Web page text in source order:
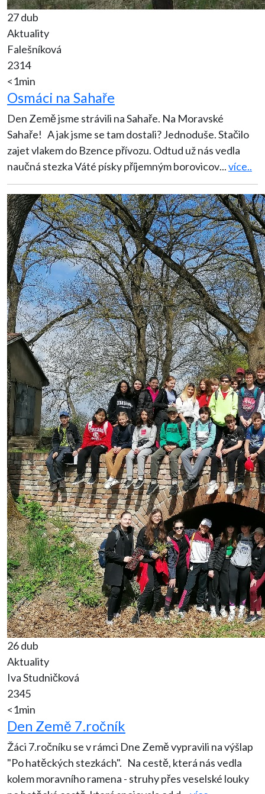
27 dub
Aktuality
Falešníková
2314
<1min
Osmáci na Sahaře
Den Země jsme strávili na Sahaře. Na Moravské
Sahaře! A jak jsme se tam dostali? Jednoduše. Stačilo
zajet vlakem do Bzence přívozu. Odtud už nás vedla
naučná stezka Váté písky příjemným borovicov...více..
26 dub
Aktuality
Iva Studničková
2345
<1min
Den Země 7.ročník
Žáci 7.ročníku se v rámci Dne Země vypravili na výšlap
"Po hatěckých stezkách". Na cestě, která nás vedla
kolem moravního ramena - struhy přes veselské louky